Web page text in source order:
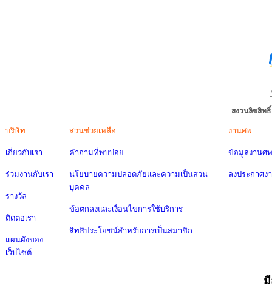
สงวนลิขสิท
บริษัท
เกี่ยวกับเรา
ร่วมงานกับเรา
รางวัล
ติดต่อเรา
แผนผังของ
เว็บไซต์
ส่วนช่วยเหลือ
คำถามที่พบบ่อย
นโยบายความปลอดภัยและความเป็นส่วน
บุคคล
ข้อตกลงและเงื่อนไขการใช้บริการ
สิทธิประโยชน์สำหรับการเป็นสมาชิก
งานศพ
ข้อมูลงานศพ
ลงประกาศง